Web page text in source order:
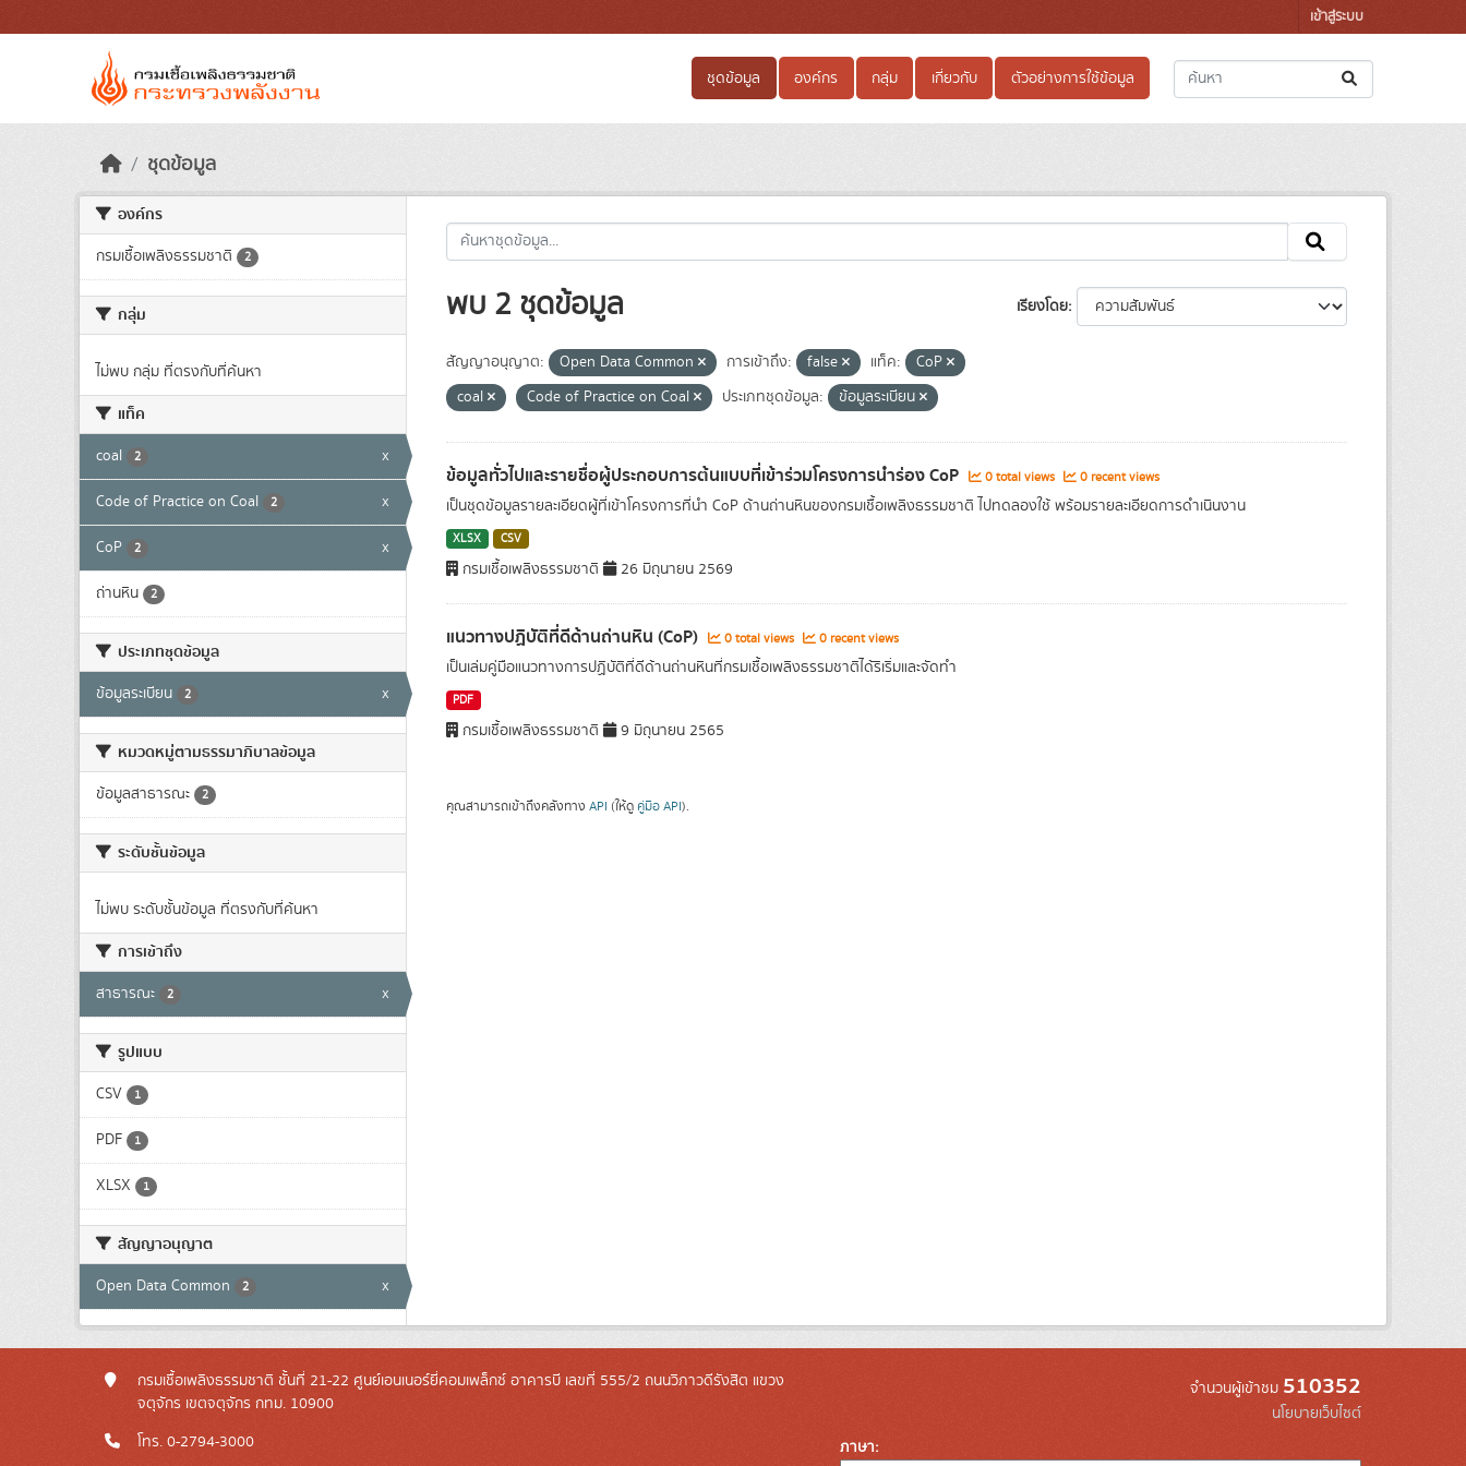
เข้าสู่ระบบ
ชุดข้อมูล องค์กร กลุ่ม เกี่ยวกับ ตัวอย่างการใช้ข้อมูล
ชุดข้อมูล
องค์กร
กรมเชื้อเพลิงธรรมชาติ 2
กลุ่ม
ไม่พบ กลุ่ม ที่ตรงกับที่ค้นหา
แท็ค
coal 2 x
Code of Practice on Coal 2 x
CoP 2 x
ถ่านหิน 2
ประเภทชุดข้อมูล
ข้อมูลระเบียน 2 x
หมวดหมู่ตามธรรมาภิบาลข้อมูล
ข้อมูลสาธารณะ 2
ระดับชั้นข้อมูล
ไม่พบ ระดับชั้นข้อมูล ที่ตรงกับที่ค้นหา
การเข้าถึง
สาธารณะ 2 x
รูปแบบ
CSV 1
PDF 1
XLSX 1
สัญญาอนุญาต
Open Data Common 2 x
เรียงโดย
พบ 2 ชุดข้อมูล
สัญญาอนุญาต: Open Data Common การเข้าถึง: false แท็ค:
CoP
coal
Code of Practice on Coal ประเภทชุดข้อมูล: ข้อมูลระเบียน
ข้อมูลทั่วไปและรายชื่อผู้ประกอบการต้นแบบที่เข้าร่วมโครงการนำร่อง CoP 0 total views 0 recent views
เป็นชุดข้อมูลรายละเอียดผู้ที่เข้าโครงการที่นำ CoP ด้านถ่านหินของกรมเชื้อเพลิงธรรมชาติ ไปทดลองใช้ พร้อมรายละเอียดการดำเนินงาน
XLSX CSV
กรมเชื้อเพลิงธรรมชาติ 26 มิถุนายน 2569
แนวทางปฏิบัติที่ดีด้านถ่านหิน (CoP) 0 total views 0 recent views
เป็นเล่มคู่มือแนวทางการปฏิบัติที่ดีด้านถ่านหินที่กรมเชื้อเพลิงธรรมชาติได้ริเริ่มและจัดทำ
PDF
กรมเชื้อเพลิงธรรมชาติ 9 มิถุนายน 2565
คุณสามารถเข้าถึงคลังทาง API (ให้ดู คู่มือ API).
กรมเชื้อเพลิงธรรมชาติ ชั้นที่ 21-22 ศูนย์เอนเนอร์ยี่คอมเพล็กซ์ อาคารบี เลขที่ 555/2 ถนนวิภาวดีรังสิต แขวง
จตุจักร เขตจตุจักร กทม. 10900
โทร. 0-2794-3000
จำนวนผู้เข้าชม 510352
นโยบายเว็บไซต์
ภาษา